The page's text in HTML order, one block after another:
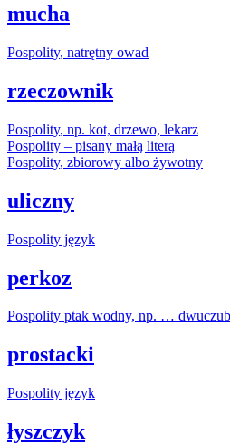
mucha
Pospolity, natrętny owad
rzeczownik
Pospolity, np. kot, drzewo, lekarz
Pospolity – pisany małą literą
Pospolity, zbiorowy albo żywotny
uliczny
Pospolity język
perkoz
Pospolity ptak wodny, np. …
prostacki
Pospolity język
łyszczyk